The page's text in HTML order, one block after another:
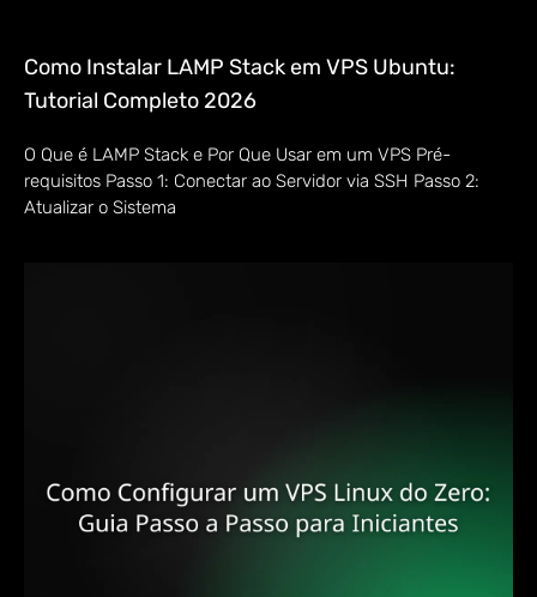
Como Instalar LAMP Stack em VPS Ubuntu:
Tutorial Completo 2026
O Que é LAMP Stack e Por Que Usar em um VPS Pré-
requisitos Passo 1: Conectar ao Servidor via SSH Passo 2:
Atualizar o Sistema